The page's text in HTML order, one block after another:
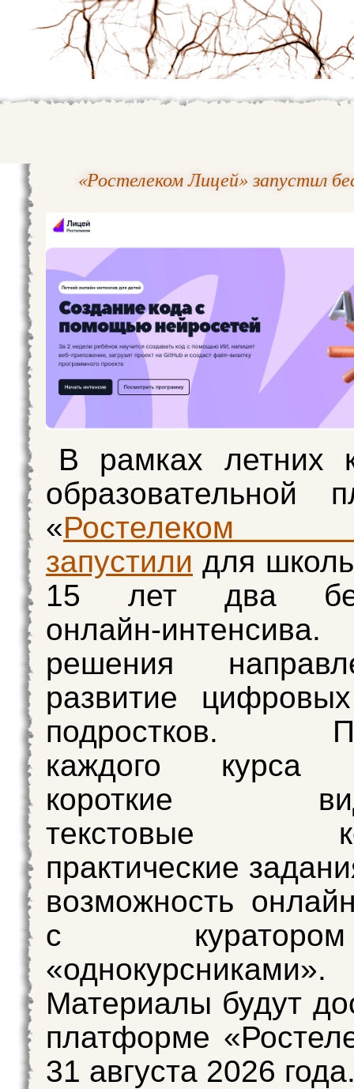
«Ростелеком Лицей» запустил
В рамках летних
образовательной
«Ростелеком
запустили для
15 лет два
онлайн-
решения
развитие
подростков.
каждого курса
короткие
текстовые
практические
возможность
с
«однокурсниками».
Материалы будут
платформе
31 августа 2026